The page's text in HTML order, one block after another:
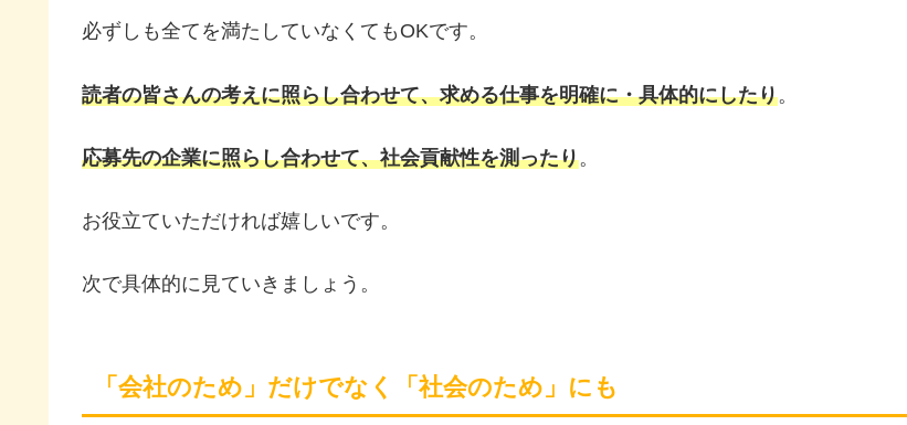
必ずしも全てを満たしていなくてもOKです。
読者の皆さんの考えに照らし合わせて、求める仕事を明確に・具体的にしたり。
応募先の企業に照らし合わせて、社会貢献性を測ったり。
お役立ていただければ嬉しいです。
次で具体的に見ていきましょう。
「会社のため」だけでなく「社会のため」にも